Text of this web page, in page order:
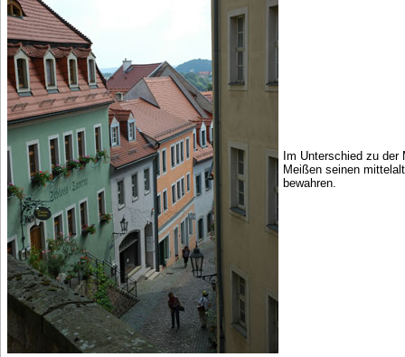
Im Unterschied zu
Meißen seinen
bewahren.